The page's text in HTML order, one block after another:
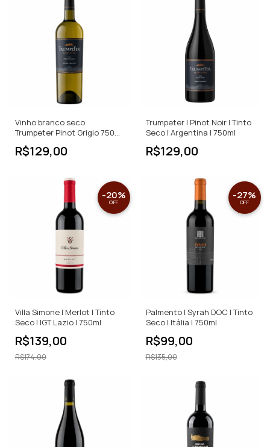
Vinho branco seco
Trumpeter Pinot Grigio 750
R$129,00
Trumpeter | Pinot Noir | Tinto
Seco | Argentina | 750ml
R$129,00
Villa Simone | Merlot | Tinto
Seco | IGT Lazio | 750ml
R$139,00
-20%
OFF
R$174,00
Palmento | Syrah DOC | Tinto
Seco | Itália | 750ml
R$99,00
-27%
OFF
R$135,00